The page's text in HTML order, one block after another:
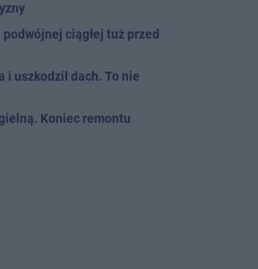
ciągłej tuż przed
i uszkodził dach. To nie
Koniec remontu